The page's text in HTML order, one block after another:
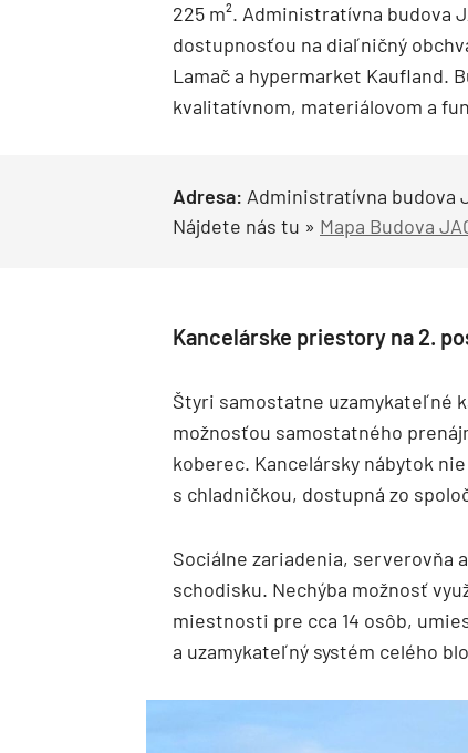
225 m². Administratívna budova
dostupnosťou na diaľničný
Lamač a hypermarket Kaufland.
kvalitatívnom, materiálovom a
Adresa: Administratívna budova
Nájdete nás tu » Mapa Budova
Kancelárske priestory na 2.
Štyri samostatne uzamykateľné
možnosťou samostatného
koberec. Kancelársky nábytok
s chladničkou, dostupná zo
Sociálne zariadenia, serverovňa
schodisku. Nechýba možnosť
miestnosti pre cca 14 osôb,
a uzamykateľný systém celého